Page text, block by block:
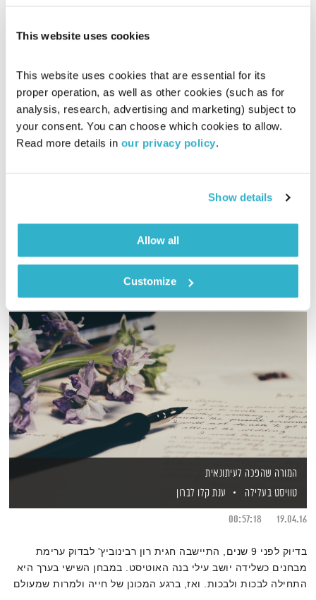
This website uses cookies
This website uses cookies that are essential for its
proper operation, as well as other cookies (such as for
analysis, research, advertising and marketing) subject to
your consent. You can choose which cookies to allow.
Read more details in our privacy policy.
Show details
Allow all
Customize
מנועים קדימה – 8.9.22
מנועים קדימה
גלית גורא-עיני
של גלית גורא-עיני
אודיו
המורה שהפכה לעיתונאית
טוויסט בעלילה
ענת קלו לברון
19.04.16
00:57:18
בדיוק לפני 9 שנים, התיישבה חגית רון רבינוביץ' לבדוק ערימת
מבחנים כשלידה יושב עילי בנה האוטיסט. במבחן השישי בערך היא
התחילה לבכות ולבכות. ואז, ברגע המכונן של חייה ולמרות שמעולם